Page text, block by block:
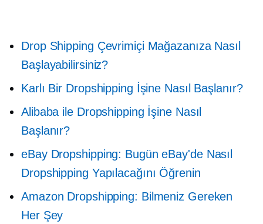
Drop Shipping Çevrimiçi Mağazanıza Nasıl
Başlayabilirsiniz?
Karlı Bir Dropshipping İşine Nasıl Başlanır?
Alibaba ile Dropshipping İşine Nasıl
Başlanır?
eBay Dropshipping: Bugün eBay'de Nasıl
Dropshipping Yapılacağını Öğrenin
Amazon Dropshipping: Bilmeniz Gereken
Her Şey